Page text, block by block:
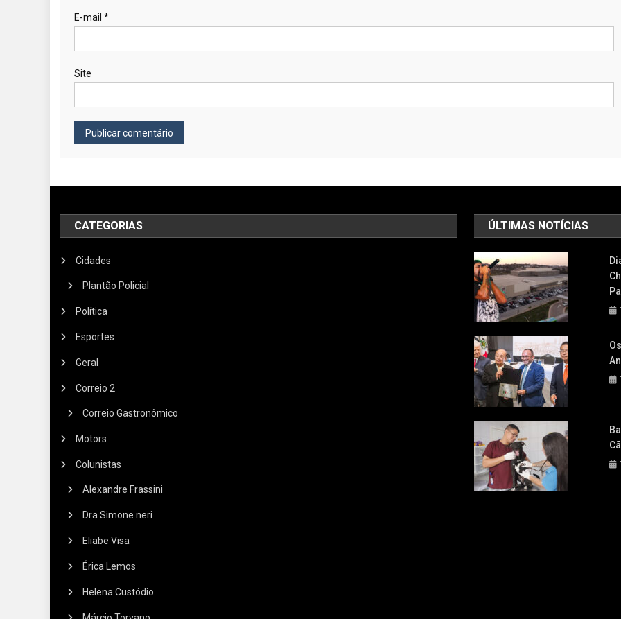
E-mail *
Site
CATEGORIAS
Cidades
Plantão Policial
Política
Esportes
Geral
Correio 2
Correio Gastronômico
Motors
Colunistas
Alexandre Frassini
Dra Simone neri
Eliabe Visa
Érica Lemos
Helena Custódio
ÚLTIMAS NOTÍCIAS